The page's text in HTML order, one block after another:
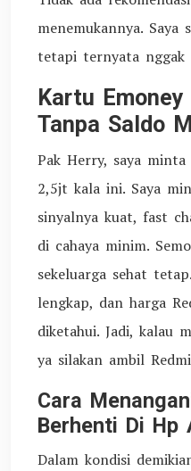
menemukannya.
tetapi ternyata nggak
Kartu
Tanpa Saldo
Pak Herry, saya
2,5jt kala ini. Saya
sinyalnya kuat, fast
di cahaya minim.
sekeluarga sehat
lengkap, dan harga
diketahui. Jadi, kalau
ya silakan ambil
Cara
Berhenti Di Hp
Dalam kondisi